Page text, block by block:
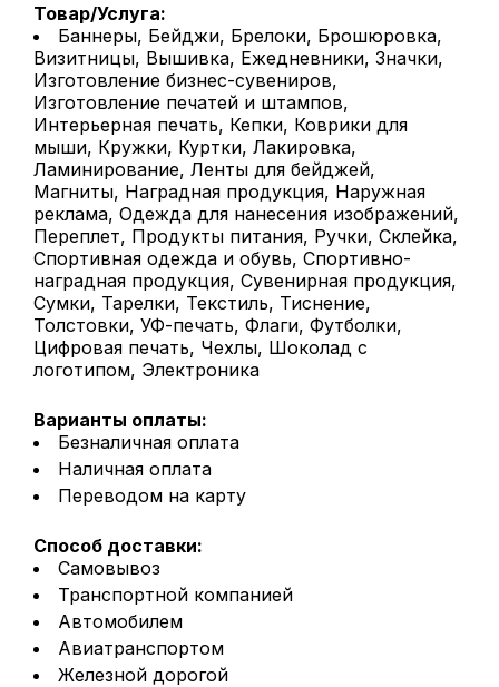
Товар/Услуга:
Баннеры, Бейджи, Брелоки, Брошюровка,
Визитницы, Вышивка, Ежедневники, Значки,
Изготовление бизнес-сувениров,
Изготовление печатей и штампов,
Интерьерная печать, Кепки, Коврики для
мыши, Кружки, Куртки, Лакировка,
Ламинирование, Ленты для бейджей,
Магниты, Наградная продукция, Наружная
реклама, Одежда для нанесения изображений,
Переплет, Продукты питания, Ручки, Склейка,
Спортивная одежда и обувь, Спортивно-
наградная продукция, Сувенирная продукция,
Сумки, Тарелки, Текстиль, Тиснение,
Толстовки, УФ-печать, Флаги, Футболки,
Цифровая печать, Чехлы, Шоколад с
логотипом, Электроника
Варианты оплаты:
Безналичная оплата
Наличная оплата
Переводом на карту
Способ доставки:
Самовывоз
Транспортной компанией
Автомобилем
Авиатранспортом
Железной дорогой